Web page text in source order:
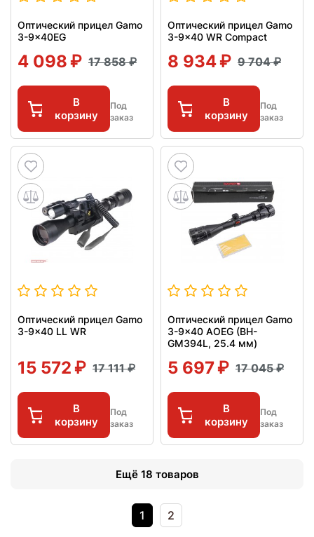
Оптический прицел Gamo
3-9x40EG
4 098 17 858
В
корзину
Под
заказ
Оптический прицел Gamo
3-9x40 WR Compact
8 934 9 704
В
корзину
Под
заказ
Оптический прицел Gamo
3-9x40 LL WR
15 572 17 111
В
корзину
Под
заказ
Оптический прицел Gamo
3-9x40 AOEG (BH-
GM394L, 25.4 мм)
5 697 17 045
В
корзину
Под
заказ
Ещё 18 товаров
1 2